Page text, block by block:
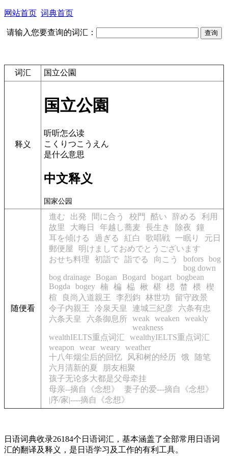
网站首页 词典首页
请输入您要查询的词汇：
词汇 国立公園
释义
国立公園
听听怎么读
こくりつこうえん
是什么意思
中文释义
国家公园
随便看
進む 出発 間に合う 校門 酷い 辞める
利用
故里
大晦日 年越し蕎麦 長生き 除夜
鐘
耳を傾ける
過ぎる 紅白 歌唱戦 一眠り
元日
郵便屋
明けましておめでとうございます
おせち料理
初詣で 詣でる 向こう bofors bog
bog down
bog drainage
Bogan Bogard bogart bogbean
Bogda
bogey 楠 楄 榀 楸 椹 楒 榃 椳
楔
楦
良尚入道親王 李烈鈞 林世功
留守政景
令子内親王
冷泉天皇 連城三紀彦
六条有忠
六条天皇
六条御息所 weak weaken
weakly
weakness
wealthIELTS重点词汇
wealthyIELTS重点词汇
weapon
wear weary weather
十八年烟尘后的回忆
风和树的经历 饿
随笔
六月清新的夏
朋友相聚
孩子无论多大都是父母牵挂
母亲--摘自《念想》
妻子的爱---摘自《念想》
|序/家|----摘自《念想》
日语词典收录26184个日语词汇，基本涵盖了全部常用日语词
汇的翻译及释义，是日语学习及工作的有利工具。